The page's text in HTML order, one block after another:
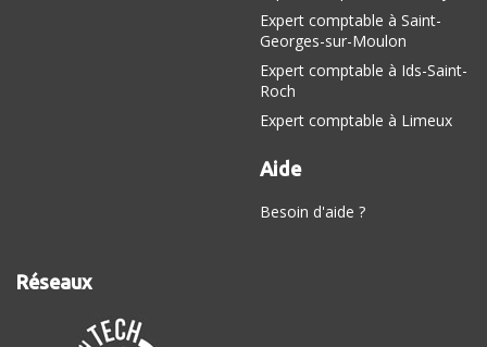
Expert comptable à Saint-
Georges-sur-Moulon
Expert comptable à Ids-Saint-
Roch
Expert comptable à Limeux
Aide
Besoin d'aide ?
Réseaux